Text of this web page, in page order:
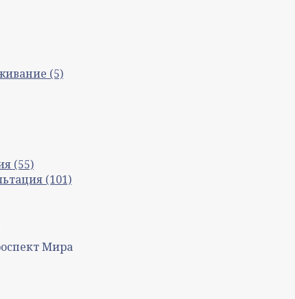
(5)
(55)
(101)
Мира